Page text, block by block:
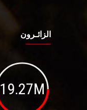
الزائـرون
19.27M